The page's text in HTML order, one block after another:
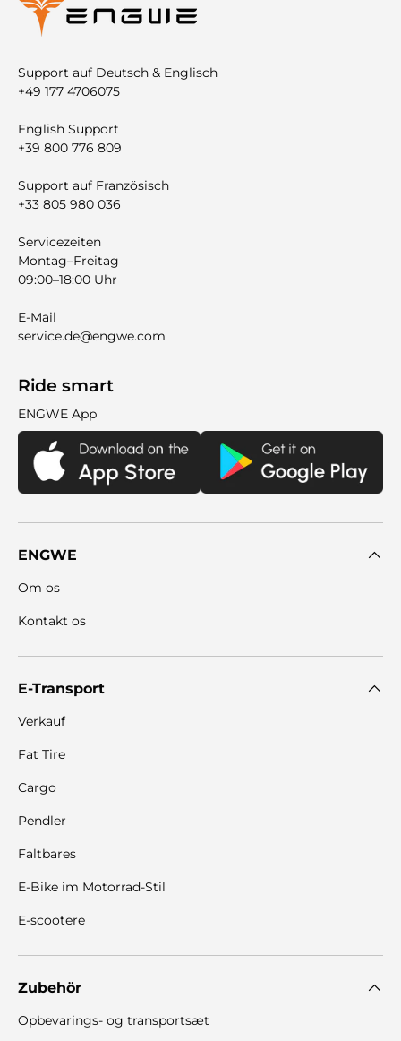
Support auf Deutsch & Englisch
+49 177 4706075
English Support
+39 800 776 809
Support auf Französisch
+33 805 980 036
Servicezeiten
Montag–Freitag
09:00–18:00 Uhr
E-Mail
service.de@engwe.com
Ride smart
ENGWE App
ENGWE
Om os
Kontakt os
E-Transport
Verkauf
Fat Tire
Cargo
Pendler
Faltbares
E-Bike im Motorrad-Stil
E-scootere
Zubehör
Opbevarings- og transportsæt